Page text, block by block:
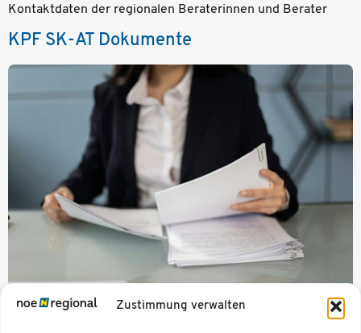
Zustimmung verwalten
Kontaktdaten der regionalen Beraterinnen und Berater
KPF SK-AT Dokumente
Handbuch und alle verpflichteten Unterlagen, Zugang zu